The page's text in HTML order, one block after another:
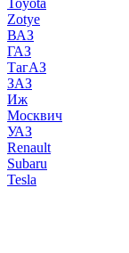
Toyota
Zotye
ВАЗ
ГАЗ
ТагАЗ
ЗАЗ
Иж
Москвич
УАЗ
Renault
Subaru
Tesla